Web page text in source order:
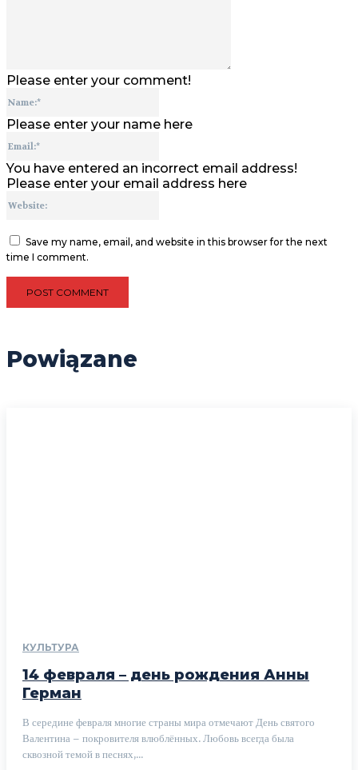
Please enter your comment!
Please enter your name here
You have entered an incorrect email address!
Please enter your email address here
Save my name, email, and website in this browser for the next
time I comment.
Powiązane
КУЛЬТУРА
14 февраля – день рождения Анны
Герман
В середине февраля многие страны мира отмечают День святого
Валентина – покровителя влюблённых. Любовь всегда была
сквозной темой в песнях,...